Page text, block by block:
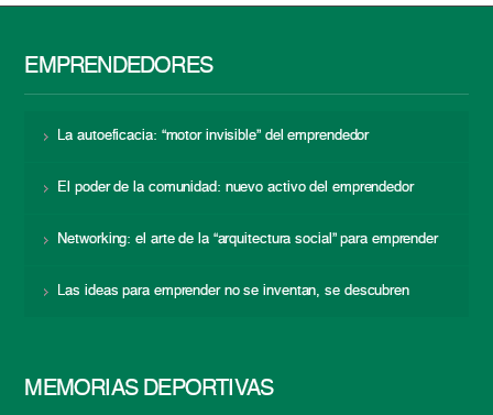
EMPRENDEDORES
La autoeficacia: “motor invisible” del emprendedor
El poder de la comunidad: nuevo activo del emprendedor
Networking: el arte de la “arquitectura social” para emprender
Las ideas para emprender no se inventan, se descubren
MEMORIAS DEPORTIVAS